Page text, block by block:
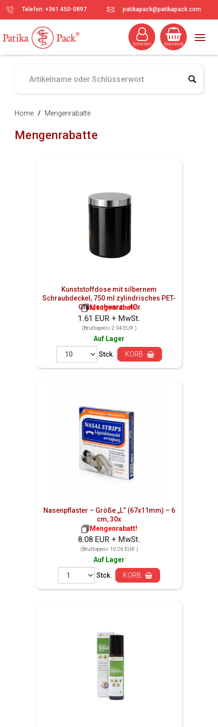
Telefon: +361 450-0897 patikapack@patikapack.com
Warenkorb
Anmelden
Home / Mengenrabatte
Mengenrabatte
Kunststoffdose mit silbernem
Schraubdeckel, 750 ml zylindrisches PET-
Glas, schwarz - 40x
Mengenrabatt!
1.61 EUR + MwSt.
(Bruttopreis 2.04 EUR )
Auf Lager
Stck.
KORB
Nasenpflaster – Größe „L“ (67x11mm) – 6
cm, 30x
Mengenrabatt!
8.08 EUR + MwSt.
(Bruttopreis 10.26 EUR )
Auf Lager
Stck.
KORB